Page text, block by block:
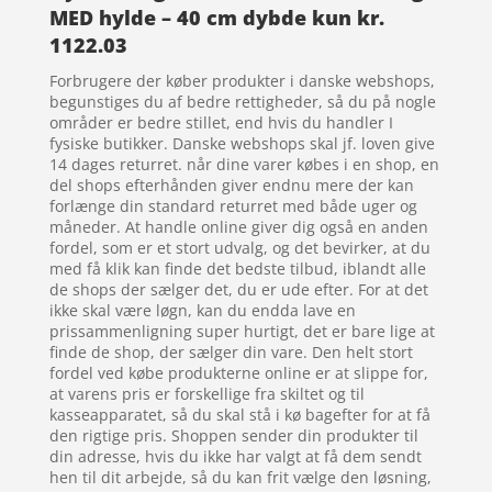
MED hylde – 40 cm dybde kun kr.
1122.03
Forbrugere der køber produkter i danske webshops,
begunstiges du af bedre rettigheder, så du på nogle
områder er bedre stillet, end hvis du handler I
fysiske butikker. Danske webshops skal jf. loven give
14 dages returret. når dine varer købes i en shop, en
del shops efterhånden giver endnu mere der kan
forlænge din standard returret med både uger og
måneder. At handle online giver dig også en anden
fordel, som er et stort udvalg, og det bevirker, at du
med få klik kan finde det bedste tilbud, iblandt alle
de shops der sælger det, du er ude efter. For at det
ikke skal være løgn, kan du endda lave en
prissammenligning super hurtigt, det er bare lige at
finde de shop, der sælger din vare. Den helt stort
fordel ved købe produkterne online er at slippe for,
at varens pris er forskellige fra skiltet og til
kasseapparatet, så du skal stå i kø bagefter for at få
den rigtige pris. Shoppen sender din produkter til
din adresse, hvis du ikke har valgt at få dem sendt
hen til dit arbejde, så du kan frit vælge den løsning,